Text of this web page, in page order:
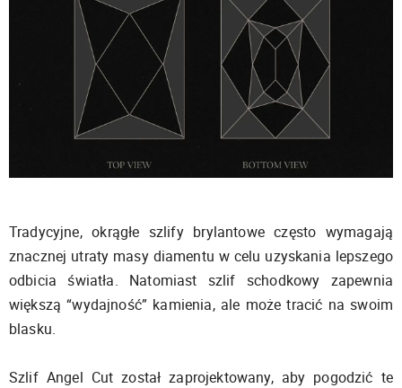
Tradycyjne, okrągłe szlify brylantowe często wymagają
znacznej utraty masy diamentu w celu uzyskania lepszego
odbicia światła. Natomiast szlif schodkowy zapewnia
większą “wydajność” kamienia, ale może tracić na swoim
blasku.
Szlif Angel Cut został zaprojektowany, aby pogodzić te